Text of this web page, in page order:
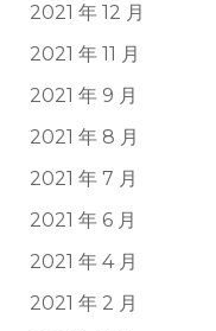
2021 年 12 月
2021 年 11 月
2021 年 9 月
2021 年 8 月
2021 年 7 月
2021 年 6 月
2021 年 4 月
2021 年 2 月